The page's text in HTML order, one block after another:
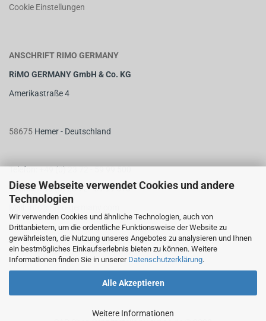
Diese Webseite verwendet Cookies und andere
Technologien
Wir verwenden Cookies und ähnliche Technologien, auch von
Drittanbietern, um die ordentliche Funktionsweise der Website zu
gewährleisten, die Nutzung unseres Angebotes zu analysieren und Ihnen
ein bestmögliches Einkaufserlebnis bieten zu können. Weitere
Informationen finden Sie in unserer Datenschutzerklärung.
Alle Akzeptieren
Weitere Informationen
Cookie Einstellungen
ANSCHRIFT RIMO GERMANY
RiMO GERMANY GmbH & Co. KG
Amerikastraße 4
58675 Hemer - Deutschland
Telefon: +49 (0) 23 72 - 59 99 500
Telefax: +49 (0) 23 72 - 59 99 510
info@rimo-germany.com
Web:www.rimo-germany.com